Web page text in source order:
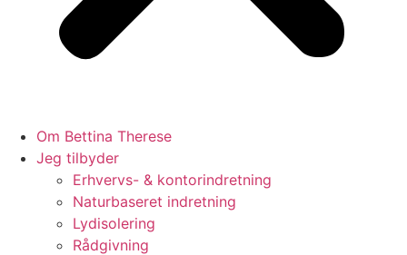
Om Bettina Therese
Jeg tilbyder
Erhvervs- & kontorindretning
Naturbaseret indretning
Lydisolering
Rådgivning